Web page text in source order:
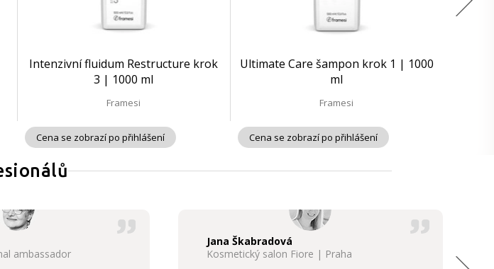
Intenzivní fluidum Restructure krok
3 | 1000 ml
Framesi
Cena se zobrazí po přihlášení
Ultimate Care šampon krok 1 | 1000
ml
Framesi
Cena se zobrazí po přihlášení
ambassador
Jana Škabradová
Kosmetický salon Fiore | Praha